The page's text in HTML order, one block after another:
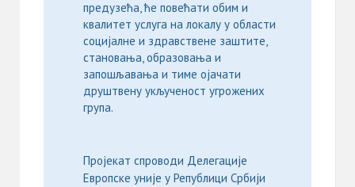
предузећа, ће повећати обим и
квалитет услуга на локалу у области
социјалне и здравствене заштите,
становања, образовања и
запошљавања и тиме ојачати
друштвену укљученост угрожених
група.
Пројекат спроводи Делегације
Европске уније у Републици Србији